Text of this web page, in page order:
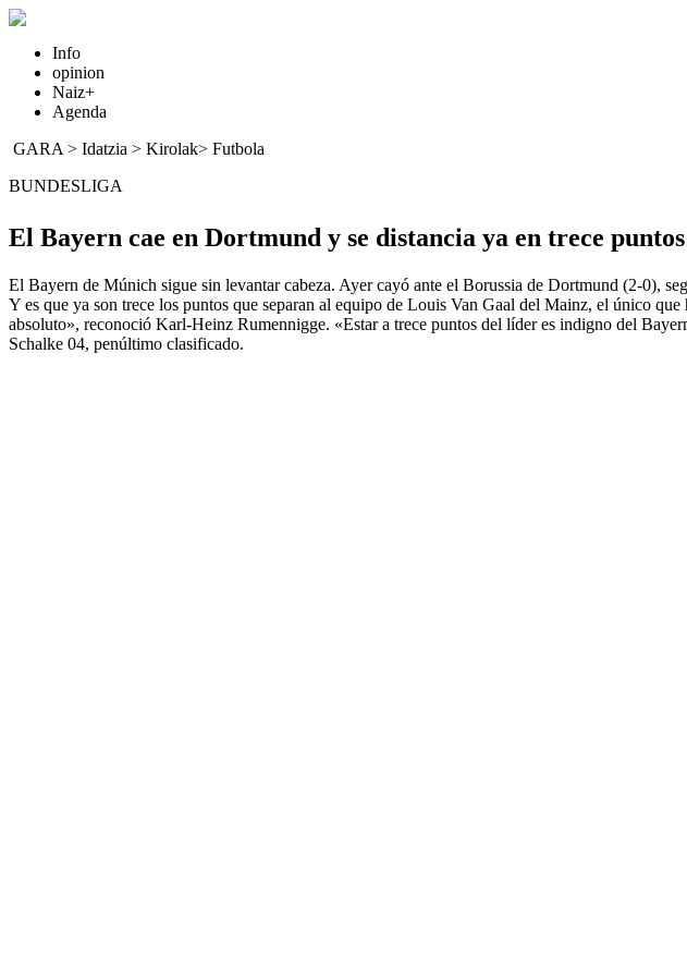
Info
opinion
Naiz+
Agenda
GARA > Idatzia > Kirolak> Futbola
BUNDESLIGA
El Bayern cae en Dortmund y se distancia ya en trece
El Bayern de Múnich sigue sin levantar cabeza. Ayer cayó ante el Borussia de Dortmund (2-0),
Y es que ya son trece los puntos que separan al equipo de Louis Van Gaal del Mainz, el único
absoluto», reconoció Karl-Heinz Rumennigge. «Estar a trece puntos del líder es indigno del
Schalke 04, penúltimo clasificado.